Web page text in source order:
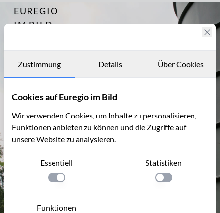
EUREGIO
IM BILD
Archiv
Kontakt
Archiv
Zustimmung Details Über Cookies
Cookies auf Euregio im Bild
Wir verwenden Cookies, um Inhalte zu personalisieren,
Funktionen anbieten zu können und die Zugriffe auf
unsere Website zu analysieren.
Essentiell
Einstellung anwenden
Statistiken
Einstellung
Funktionen